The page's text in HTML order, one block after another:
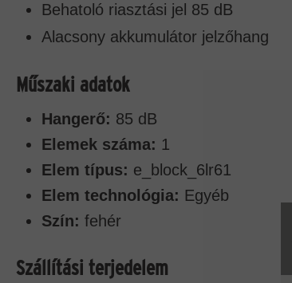
Behatoló riasztási jel 85 dB
Alacsony akkumulátor jelzőhang
Műszaki adatok
Hangerő: 85 dB
Elemek száma: 1
Elem típus: e_block_6lr61
Elem technológia: Egyéb
Szín: fehér
Szállítási terjedelem